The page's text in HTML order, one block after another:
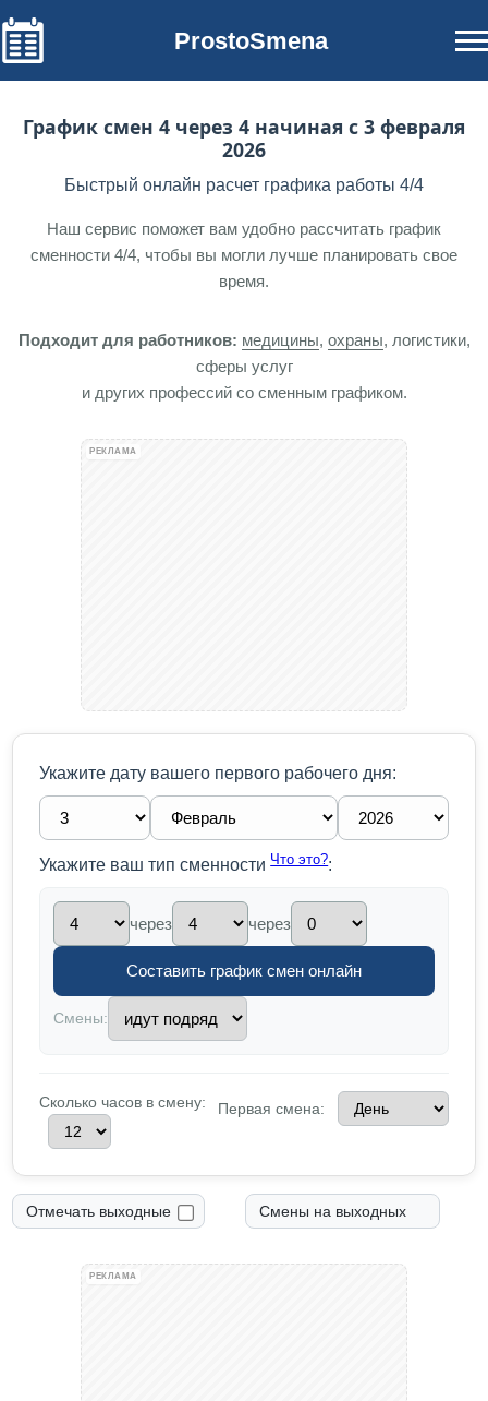
ProstoSmena
График смен 4 через 4 начиная с 3 февраля
2026
Быстрый онлайн расчет графика работы 4/4
Наш сервис поможет вам удобно рассчитать график
сменности 4/4, чтобы вы могли лучше планировать свое
время.
Подходит для работников: медицины, охраны, логистики,
сферы услуг
и других профессий со сменным графиком.
РЕКЛАМА
Укажите дату вашего первого рабочего дня:
Укажите ваш тип сменностиЧто это?:
через через
Смены:
Сколько часов в смену: Первая смена:
Отмечать выходные Смены на выходных
РЕКЛАМА